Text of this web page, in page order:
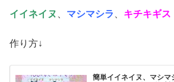
イイネイヌ マシマシラ キチキギス
作り方↓
簡単イイネイヌ、マシ